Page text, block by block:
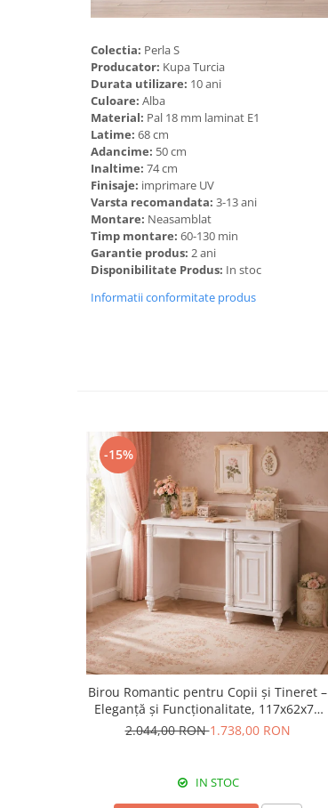
Colectia: Perla S
Producator: Kupa Turcia
Durata utilizare: 10 ani
Culoare: Alba
Material: Pal 18 mm laminat E1
Latime: 68 cm
Adancime: 50 cm
Inaltime: 74 cm
Finisaje: imprimare UV
Varsta recomandata: 3-13 ani
Montare: Neasamblat
Timp montare: 60-130 min
Garantie produs: 2 ani
Disponibilitate Produs: In stoc
Informatii conformitate produs
-15%
Birou Romantic pentru Copii și Tineret –
Eleganță și Funcționalitate, 117x62x75
cm
2.044,00 RON1.738,00 RON
IN STOC